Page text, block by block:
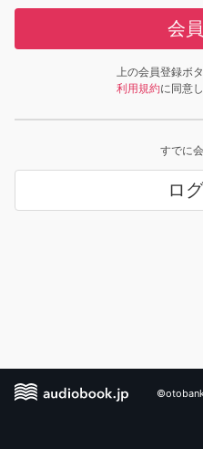
会
上の会員登録ボ
利用規約に同意
すでに
ロ